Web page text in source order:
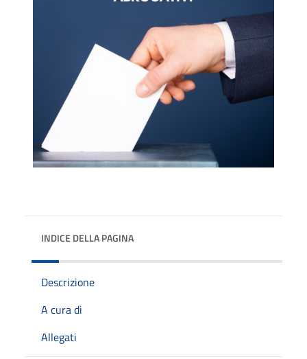
INDICE DELLA PAGINA
Descrizione
A cura di
Allegati